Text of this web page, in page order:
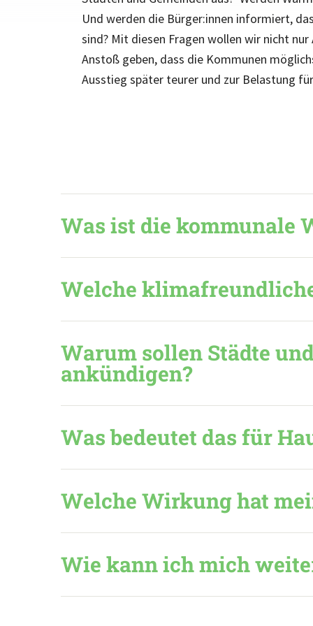
Und werden die Bürger:innen informiert,
sind? Mit diesen Fragen wollen wir nicht
Anstoß geben, dass die Kommunen
Ausstieg später teurer und zur Belastung
Was ist die kommunale
Welche
Warum sollen Städte
ankündigen?
Was bedeutet das für
Welche Wirkung hat
Wie kann ich mich